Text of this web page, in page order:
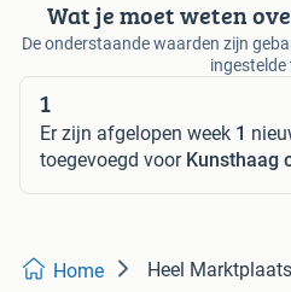
Wat je moet weten
De onderstaande waarden zijn
ingestelde
1
Er zijn afgelopen week 1
toegevoegd voor Kunsthaag
Home Heel Marktplaats